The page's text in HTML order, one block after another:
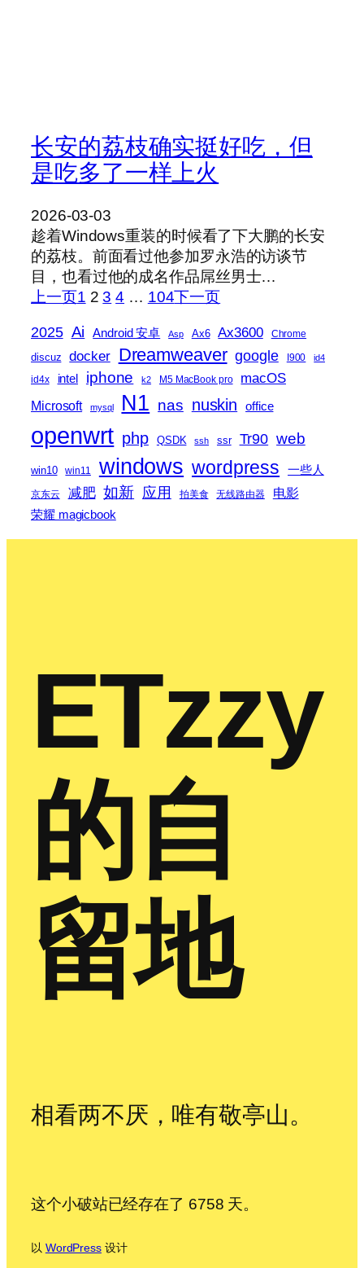
长安的荔枝确实挺好吃，但
是吃多了一样上火
2026-03-03
趁着Windows重装的时候看了下大鹏的长安
的荔枝。前面看过他参加罗永浩的访谈节
目，也看过他的成名作品屌丝男士…
上一页1 2 3 4 … 104下一页
2025 Ai Android 安卓 Asp Ax6 Ax3600 Chrome
discuz docker Dreamweaver google I900 id4
id4x intel iphone k2 M5 MacBook pro macOS
Microsoft mysql N1 nas nuskin office
openwrt php QSDK ssh ssr Tr90 web
win10 win11 windows wordpress 一些人
京东云 减肥 如新 应用 拍美食 无线路由器 电影
荣耀 magicbook
ETzzy
的自
留地
相看两不厌，唯有敬亭山。
这个小破站已经存在了 6758 天。
以 WordPress设计